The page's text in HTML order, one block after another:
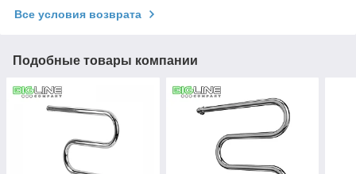
Все условия возврата
Подобные товары компании